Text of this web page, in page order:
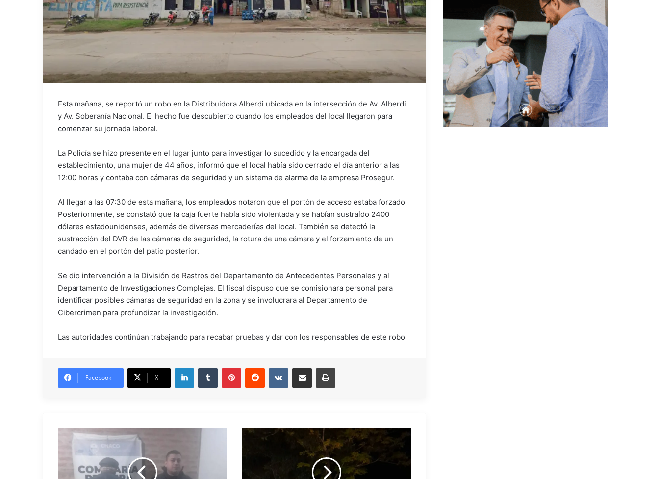
Esta mañana, se reportó un robo en la Distribuidora Alberdi ubicada en la intersección de Av. Alberdi
y Av. Soberanía Nacional. El hecho fue descubierto cuando los empleados del local llegaron para
comenzar su jornada laboral.
La Policía se hizo presente en el lugar junto para investigar lo sucedido y la encargada del
establecimiento, una mujer de 44 años, informó que el local había sido cerrado el día anterior a las
12:00 horas y contaba con cámaras de seguridad y un sistema de alarma de la empresa Prosegur.
Al llegar a las 07:30 de esta mañana, los empleados notaron que el portón de acceso estaba forzado.
Posteriormente, se constató que la caja fuerte había sido violentada y se habían sustraído 2400
dólares estadounidenses, además de diversas mercaderías del local. También se detectó la
sustracción del DVR de las cámaras de seguridad, la rotura de una cámara y el forzamiento de un
candado en el portón del patio posterior.
Se dio intervención a la División de Rastros del Departamento de Antecedentes Personales y al
Departamento de Investigaciones Complejas. El fiscal dispuso que se comisionara personal para
identificar posibles cámaras de seguridad en la zona y se involucrara al Departamento de
Cibercrimen para profundizar la investigación.
Las autoridades continúan trabajando para recabar pruebas y dar con los responsables de este robo.
Facebook X